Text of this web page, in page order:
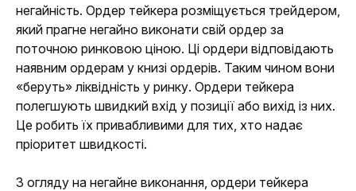
негайність. Ордер тейкера розміщується трейдером,
який прагне негайно виконати свій ордер за
поточною ринковою ціною. Ці ордери відповідають
наявним ордерам у книзі ордерів. Таким чином вони
«беруть» ліквідність у ринку. Ордери тейкера
полегшують швидкий вхід у позиції або вихід із них.
Це робить їх привабливими для тих, хто надає
пріоритет швидкості.
З огляду на негайне виконання, ордери тейкера